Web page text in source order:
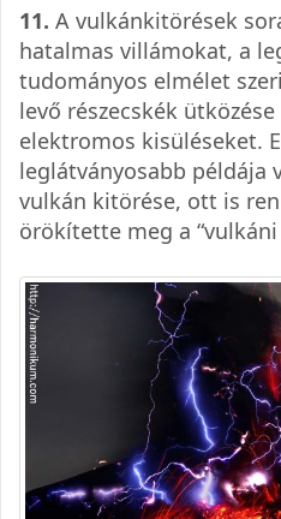
11. A vulkánkitörések
hatalmas villámokat, a
tudományos elmélet
levő részecskék
elektromos kisüléseket.
leglátványosabb példája
vulkán kitörése, ott is
örökítette meg a